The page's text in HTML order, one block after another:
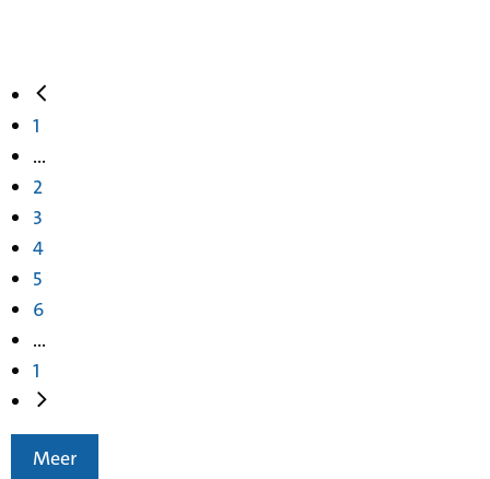
1
...
2
3
4
5
6
...
1
Meer